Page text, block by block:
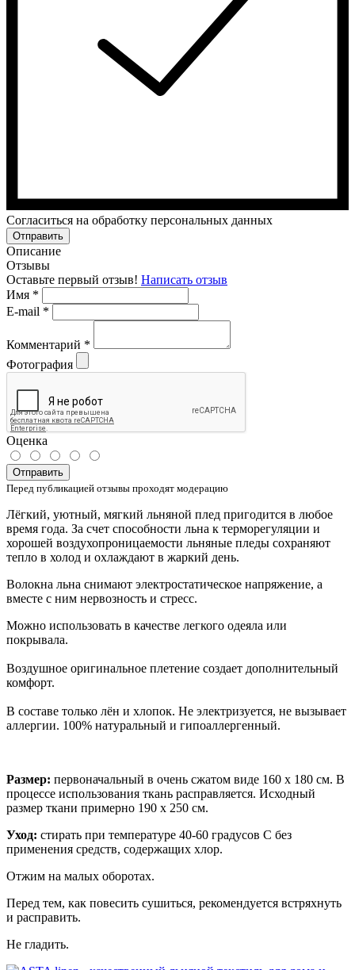
Cогласиться на обработку персональных данных
Отправить
Описание
Отзывы
Оставьте первый отзыв! Написать отзыв
Имя *
E-mail *
Комментарий *
Фотография
Оценка
Отправить
Перед публикацией отзывы проходят модерацию
Лёгкий, уютный, мягкий льняной плед пригодится в любое
время года. За счет способности льна к терморегуляции и
хорошей воздухопроницаемости льняные пледы сохраняют
тепло в холод и охлаждают в жаркий день.
Волокна льна снимают электростатическое напряжение, а
вместе с ним нервозность и стресс.
Можно использовать в качестве легкого одеяла или
покрывала.
Воздушное оригинальное плетение создает дополнительный
комфорт.
В составе только лён и хлопок. Не электризуется, не вызывает
аллергии. 100% натуральный и гипоаллергенный.
Размер: первоначальный в очень сжатом виде 160 х 180 см. В
процессе использования ткань расправляется. Исходный
размер ткани примерно 190 х 250 см.
Уход: стирать при температуре 40-60 градусов С без
применения средств, содержащих хлор.
Отжим на малых оборотах.
Перед тем, как повесить сушиться, рекомендуется встряхнуть
и расправить.
Не гладить.